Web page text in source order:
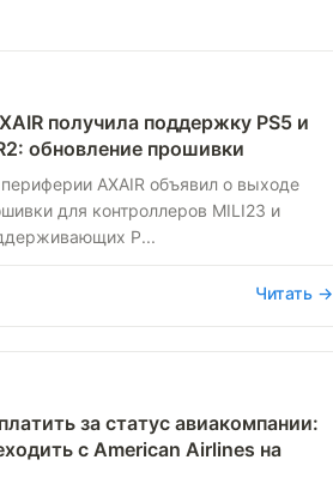
получила поддержку PS5 и
обновление прошивки
AXAIR объявил о выходе
для контроллеров MILI23 и
P...
Читать →
за статус авиакомпании:
с American Airlines на